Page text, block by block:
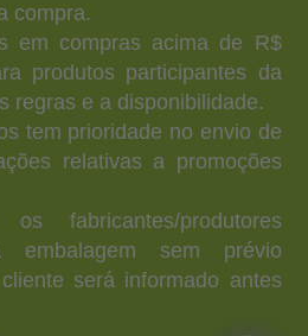
compra.
em compras acima de R$
produtos participantes da
regras e a disponibilidade.
tem prioridade no envio de
relativas a promoções
fabricantes/produtores
embalagem sem prévio
será informado antes